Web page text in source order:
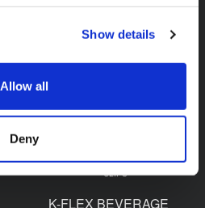
Show details
Allow all
Deny
FIRE PYTHON CLOSER
K-FLEX BEVERAGE